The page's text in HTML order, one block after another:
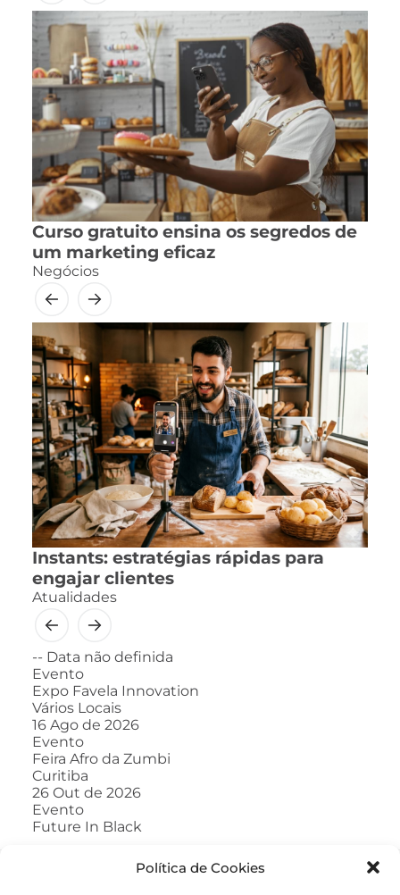
Política de Cookies
Curso gratuito ensina os segredos de
um marketing eficaz
Negócios
Instants: estratégias rápidas para
engajar clientes
Atualidades
-- Data não definida
Evento
Expo Favela Innovation
Vários Locais
16 Ago de 2026
Evento
Feira Afro da Zumbi
Curitiba
26 Out de 2026
Evento
Future In Black